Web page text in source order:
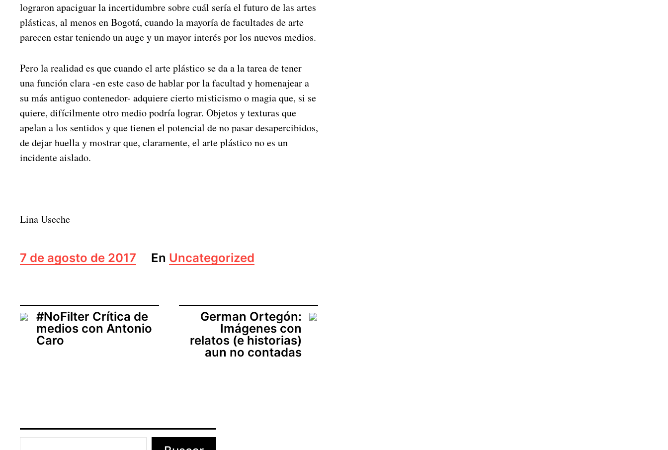
lograron apaciguar la incertidumbre sobre cuál sería el futuro de las artes
plásticas, al menos en Bogotá, cuando la mayoría de facultades de arte
parecen estar teniendo un auge y un mayor interés por los nuevos medios.
Pero la realidad es que cuando el arte plástico se da a la tarea de tener
una función clara -en este caso de hablar por la facultad y homenajear a
su más antiguo contenedor- adquiere cierto misticismo o magia que, si se
quiere, difícilmente otro medio podría lograr. Objetos y texturas que
apelan a los sentidos y que tienen el potencial de no pasar desapercibidos,
de dejar huella y mostrar que, claramente, el arte plástico no es un
incidente aislado.
Lina Useche
F
e
a
d
e
7 de agosto de 2017 En Uncategorized
#NoFilter Crítica de
medios con Antonio
Caro
German Ortegón:
Imágenes con
relatos (e historias)
aun no contadas